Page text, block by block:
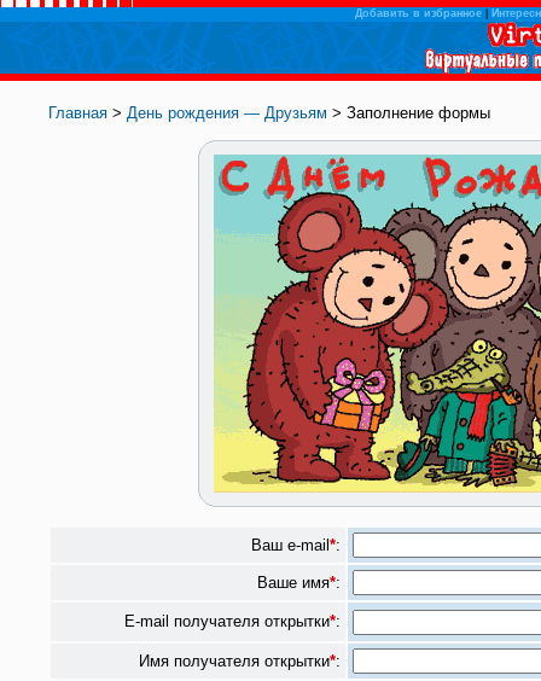
Добавить в избранное|
Главная > День рождения — Друзьям > Заполнение формы
Ваш e-mail *:
Ваше имя*:
E-mail получателя открытки*:
Имя получателя открытки*: